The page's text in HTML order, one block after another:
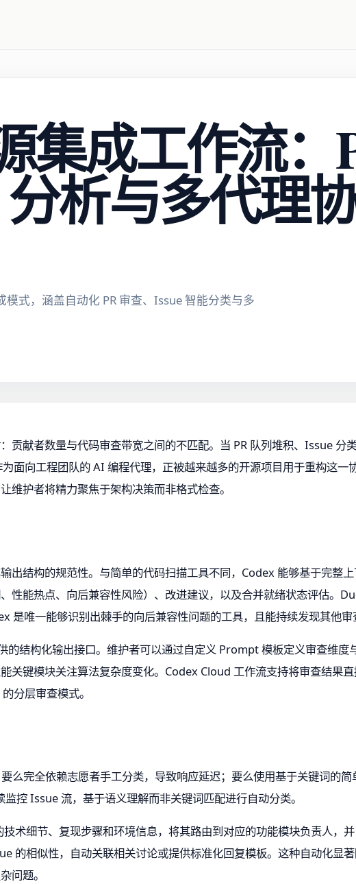
集成工作流：
分析与多代理
式，涵盖自动化 PR 审查、Issue 智能分类与多
贡献者数量与代码审查带宽之间的不匹配。当 PR 队列堆积、Issue 分
面向工程团队的 AI 编程代理，正被越来越多的开源项目用于重构这
维护者将精力聚焦于架构决策而非格式检查。
出结构的规范性。与简单的代码扫描工具不同，Codex 能够基于完整
性能热点、向后兼容性风险）、改进建议，以及合并就绪状态评估。
是唯一能够识别出棘手的向后兼容性问题的工具，且能持续发现其他审
的结构化输出接口。维护者可以通过自定义 Prompt 模板定义审查维度
关键模块关注算法复杂度变化。Codex Cloud 工作流支持将审查结果
分层审查模式。
么完全依赖志愿者手工分类，导致响应延迟；要么使用基于关键词的简
控 Issue 流，基于语义理解而非关键词匹配进行自动分类。
术细节、复现步骤和环境信息，将其路由到对应的功能模块负责人，
的相似性，自动关联相关讨论或提供标准化回复模板。这种自动化显
问题。